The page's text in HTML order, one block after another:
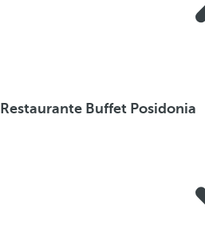
Restaurante Buffet Posidonia